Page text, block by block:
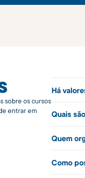
sobre os cursos
entrar em
Há
Quais
Quem
Como